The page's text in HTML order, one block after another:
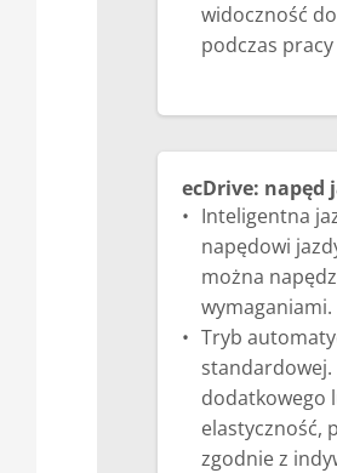
widoczność
podczas
ecDrive: napęd
Inteligentna
napędowi
można
wymaganiami.
Tryb
dodatkowego
elastyczność,
zgodnie z